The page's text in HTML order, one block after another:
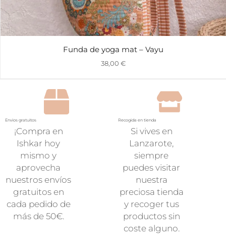
Funda de yoga mat – Vayu
38,00 €
Envios gratuitos
¡Compra en
Ishkar hoy
mismo y
aprovecha
nuestros envíos
gratuitos en
cada pedido de
más de 50€.
Recogida en tienda
Si vives en
Lanzarote,
siempre
puedes visitar
nuestra
preciosa tienda
y recoger tus
productos sin
coste alguno.